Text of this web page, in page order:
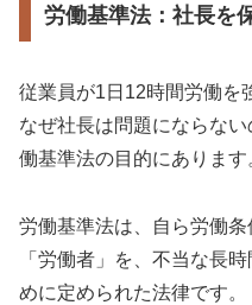
労働基準法：社長を
従業員が1日12時間労働を
なぜ社長は問題にならな
働基準法の目的にあります
労働基準法は、自ら労働
「労働者」を、不当な長
めに定められた法律です。